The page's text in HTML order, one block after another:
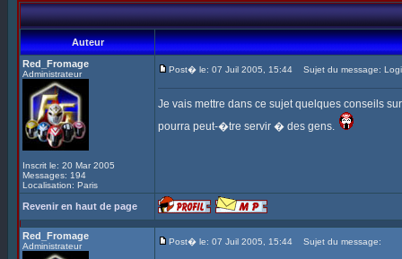
Auteur
Red_Fromage
Administrateur
Inscrit le: 20 Mar 2005
Messages: 194
Localisation: Paris
Post� le: 07 Juil 2005, 15:44 Sujet du message:
Je vais mettre dans ce sujet quelques conseils
pourra peut-�tre servir � des gens.
Revenir en haut de page
Red_Fromage
Administrateur Post� le: 07 Juil 2005, 15:44 Sujet du message: